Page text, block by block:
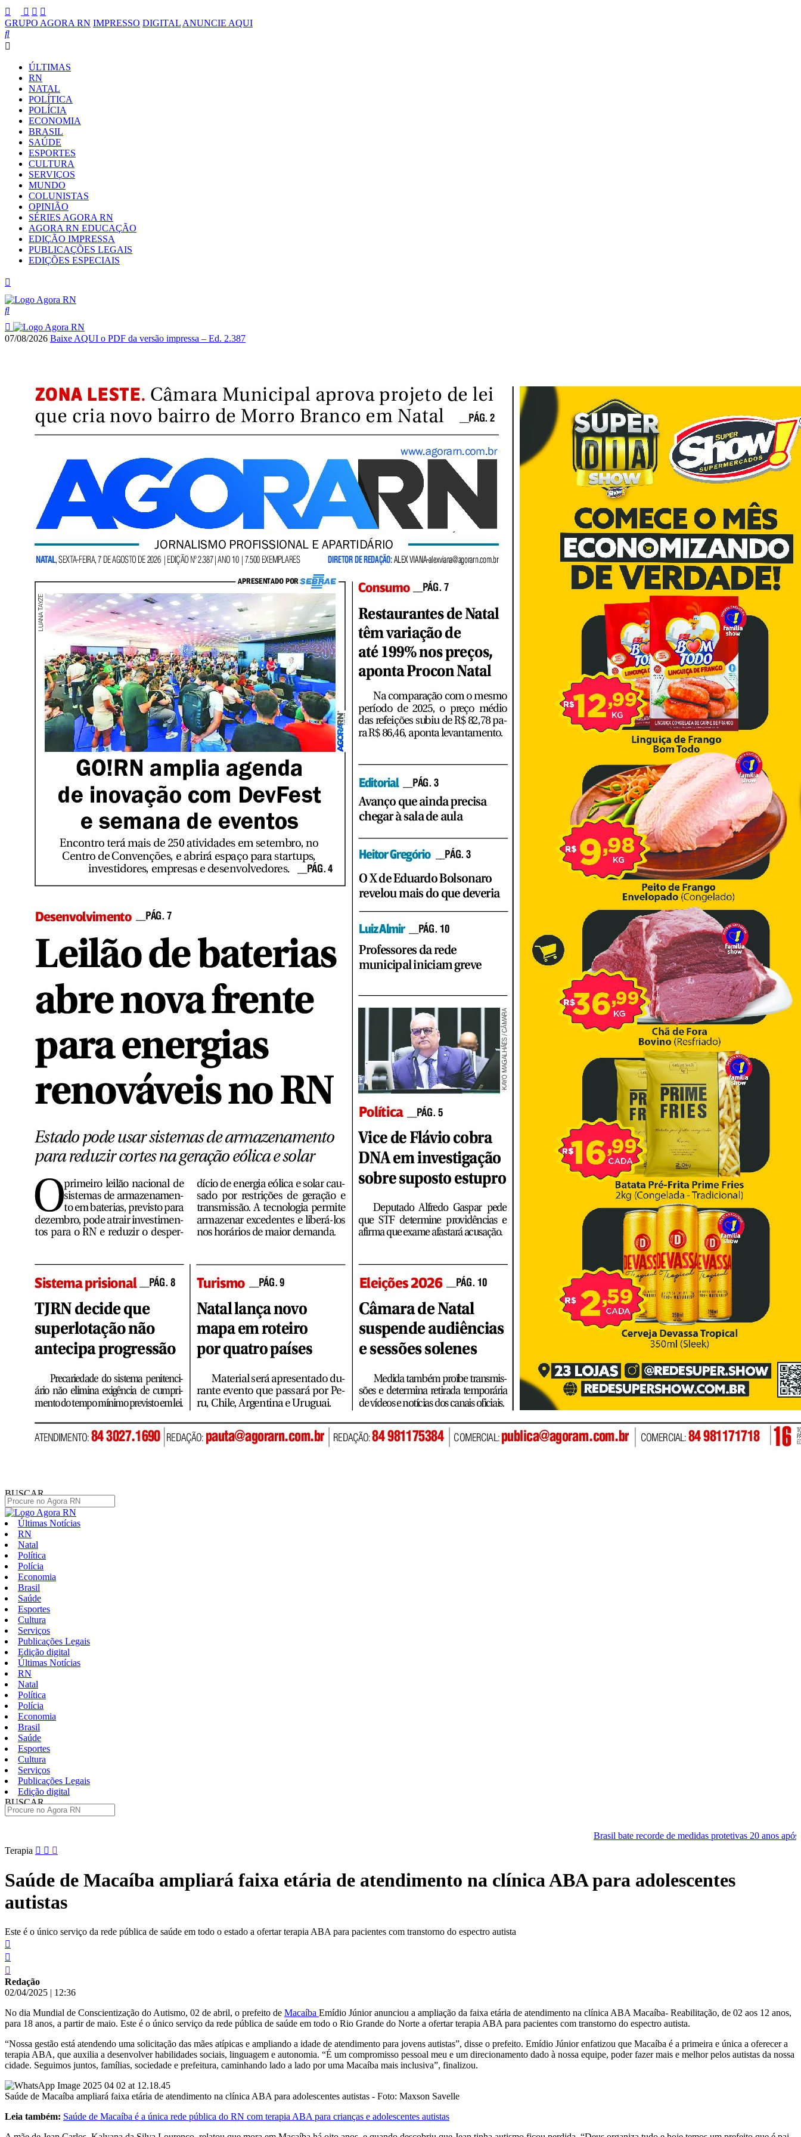
GRUPO AGORA RN IMPRESSO DIGITAL ANUNCIE AQUI
ÚLTIMAS
RN
NATAL
POLÍTICA
POLÍCIA
ECONOMIA
BRASIL
SAÚDE
ESPORTES
CULTURA
SERVIÇOS
MUNDO
COLUNISTAS
OPINIÃO
SÉRIES AGORA RN
AGORA RN EDUCAÇÃO
EDIÇÃO IMPRESSA
PUBLICAÇÕES LEGAIS
EDIÇÕES ESPECIAIS
07/08/2026 Baixe AQUI o PDF da versão impressa – Ed. 2.387
BUSCAR
Últimas Notícias
RN
Natal
Política
Polícia
Economia
Brasil
Saúde
Esportes
Cultura
Serviços
Publicações Legais
Edição digital
Últimas Notícias
RN
Natal
Política
Polícia
Economia
Brasil
Saúde
Esportes
Cultura
Serviços
Publicações Legais
Edição digital
BUSCAR
Brasil bate recorde de medidas protetivas 20 anos após Lei Maria da
Pular
conteúdo
Terapia
Saúde de Macaíba ampliará faixa etária de atendimento na clínica ABA para adolescentes
autistas
Este é o único serviço da rede pública de saúde em todo o estado a ofertar terapia ABA para pacientes com transtorno do espectro autista
Redação
02/04/2025 | 12:36
No dia Mundial de Conscientização do Autismo, 02 de abril, o prefeito de Macaíba Emídio Júnior anunciou a ampliação da faixa etária de atendimento na clínica ABA Macaíba- Reabilitação, de 02 aos 12 anos,
para 18 anos, a partir de maio. Este é o único serviço da rede pública de saúde em todo o Rio Grande do Norte a ofertar terapia ABA para pacientes com transtorno do espectro autista.
“Nossa gestão está atendendo uma solicitação das mães atípicas e ampliando a idade de atendimento para jovens autistas”, disse o prefeito. Emídio Júnior enfatizou que Macaíba é a primeira e única a oferecer a
terapia ABA, que auxilia a desenvolver habilidades sociais, linguagem e autonomia. “É um compromisso pessoal meu e um direcionamento dado à nossa equipe, poder fazer mais e melhor pelos autistas da nossa
cidade. Seguimos juntos, famílias, sociedade e prefeitura, caminhando lado a lado por uma Macaíba mais inclusiva”, finalizou.
Saúde de Macaíba ampliará faixa etária de atendimento na clínica ABA para adolescentes autistas - Foto: Maxson Savelle
Leia também: Saúde de Macaíba é a única rede pública do RN com terapia ABA para crianças e adolescentes autistas